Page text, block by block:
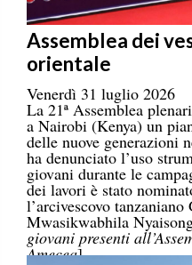
Assemblea dei
orientale
Venerdì 31 luglio 2026
La 21ª Assemblea
a Nairobi (Kenya) un
delle nuove generazioni
ha denunciato l’uso
giovani durante le
dei lavori è stato
l’arcivescovo tanzaniano
Mwasikwabhila
giovani presenti
Amecea]